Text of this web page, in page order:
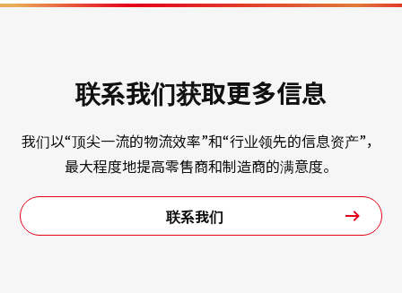
联系我们获取更多信息
我们以“顶尖一流的物流效率”和“行业领先的信息资产”，
最大程度地提高零售商和制造商的满意度。
联系我们